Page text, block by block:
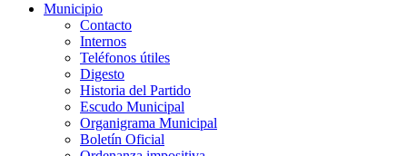
Municipio
Contacto
Internos
Teléfonos útiles
Digesto
Historia del Partido
Escudo Municipal
Organigrama Municipal
Boletín Oficial